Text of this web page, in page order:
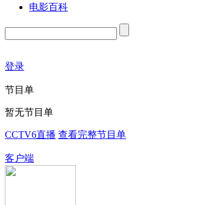
电影百科
登录
节目单
暂无节目单
CCTV6直播 查看完整节目单
客户端